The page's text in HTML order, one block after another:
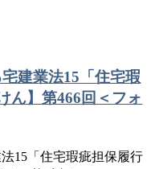
宅建業法15「住宅瑕
ん】第466回＜フォ
法15「住宅瑕疵担保履行